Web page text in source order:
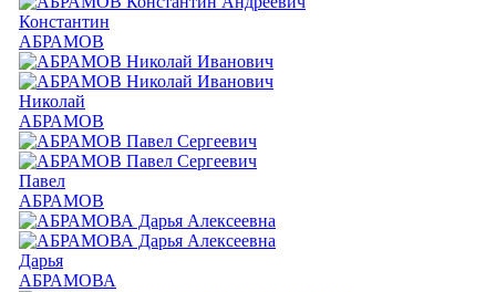
Константин
АБРАМОВ
Николай
АБРАМОВ
Павел
АБРАМОВ
Дарья
АБРАМОВА